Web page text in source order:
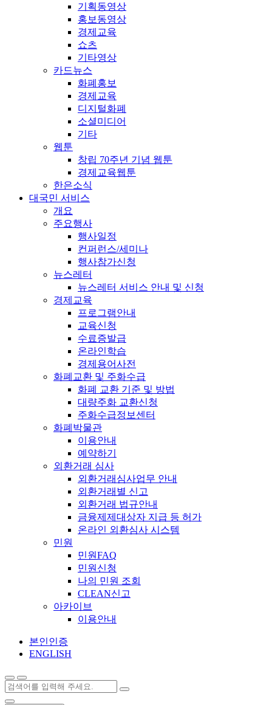
기획동영상
홍보동영상
경제교육
쇼츠
기타영상
카드뉴스
화폐홍보
경제교육
디지털화폐
소셜미디어
기타
웹툰
창립 70주년 기념 웹툰
경제교육웹툰
한은소식
대국민 서비스
개요
주요행사
행사일정
컨퍼런스/세미나
행사참가신청
뉴스레터
뉴스레터 서비스 안내 및 신청
경제교육
프로그램안내
교육신청
수료증발급
온라인학습
경제용어사전
화폐교환 및 주화수급
화폐 교환 기준 및 방법
대량주화 교환신청
주화수급정보센터
화폐박물관
이용안내
예약하기
외환거래 심사
외환거래심사업무 안내
외환거래별 신고
외환거래 법규안내
금융제제대상자 지급 등 허가
온라인 외환심사 시스템
민원
민원FAQ
민원신청
나의 민원 조회
CLEAN신고
아카이브
이용안내
본인인증
ENGLISH